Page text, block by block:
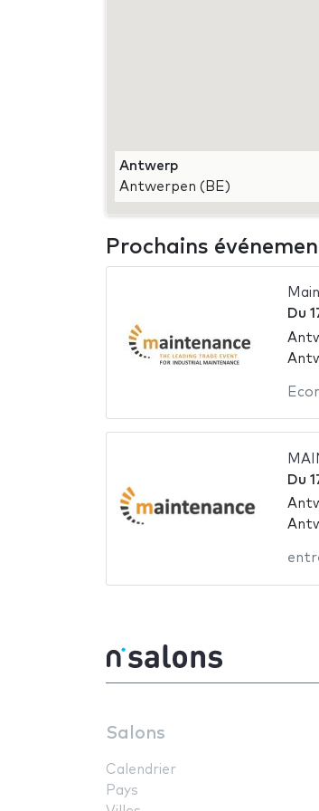
Antwerp
Antwerpen (BE)
Prochains
Du
Du
Salons
Calendrier
Pays